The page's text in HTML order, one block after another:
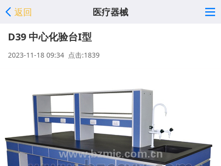
返回 医疗器械
D39 中心化验台I型
2023-11-18 09:34 点击:1839